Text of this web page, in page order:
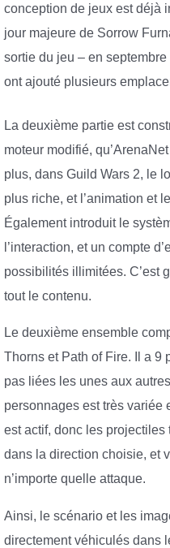
conception de jeux est déjà
jour majeure de Sorrow
sortie du jeu – en
ont ajouté plusieurs
La deuxième partie est
moteur modifié,
plus, dans Guild Wars 2, le
plus riche, et l’animation et
Également introduit le
l’interaction, et un compte
possibilités illimitées. C’est
tout le contenu.
Le deuxième ensemble
Thorns et Path of Fire. Il a 9
pas liées les unes aux
personnages est très variée
est actif, donc les
dans la direction choisie, et
n’importe quelle attaque.
Ainsi, le scénario et les
directement véhiculés dans